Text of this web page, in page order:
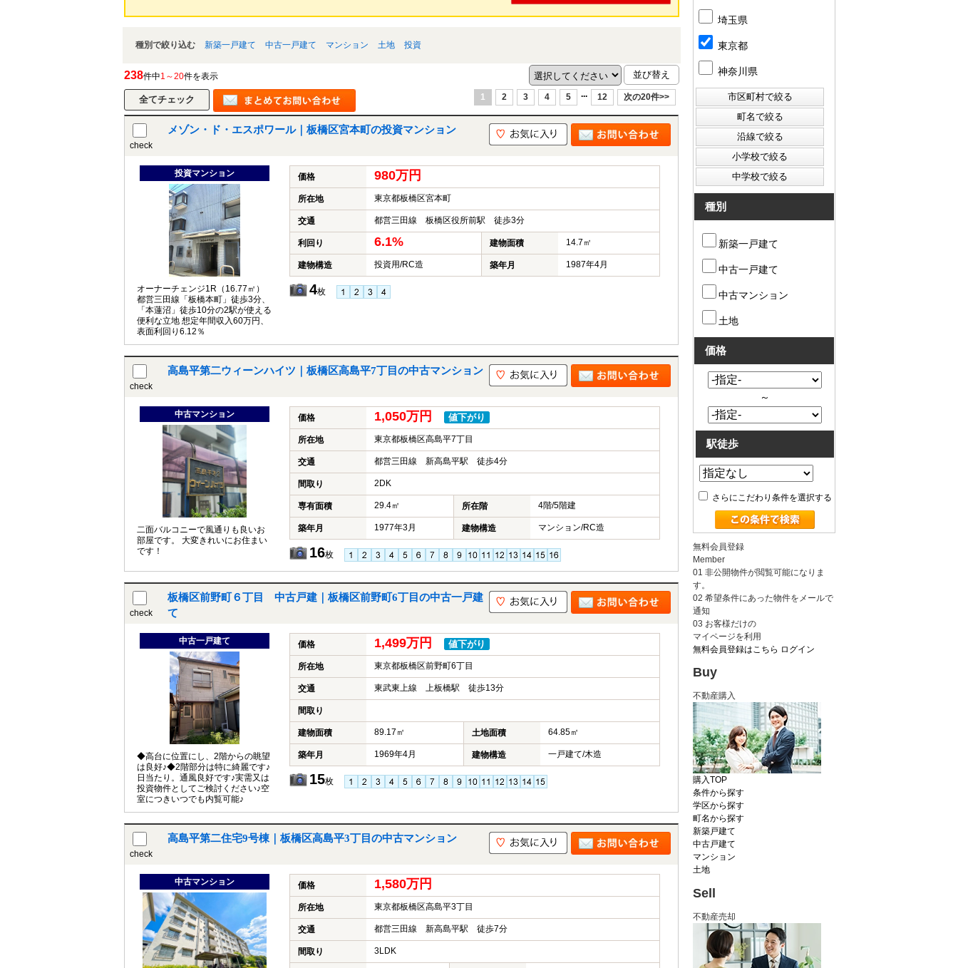
種別で絞り込む 新築一戸建て 中古一戸建て マンション 土地 投資
238件中1～20件を表示
1 2 3 4 5 ... 12 次の20件>>
check
メゾン・ド・エスポワール｜板橋区宮本町の投資マンション
投資マンション
オーナーチェンジ1R（16.77㎡）
都営三田線「板橋本町」徒歩3分、
「本蓮沼」徒歩10分の2駅が使える
便利な立地 想定年間収入60万円、
表面利回り6.12％
価格 980万円
所在地 東京都板橋区宮本町
交通 都営三田線 板橋区役所前駅 徒歩3分
利回り 6.1% 建物面積 14.7㎡
建物構造 投資用/RC造 築年月 1987年4月
4枚
check
高島平第二ウィーンハイツ｜板橋区高島平7丁目の中古マンション
中古マンション
二面バルコニーで風通りも良いお
部屋です。 大変きれいにお住まい
です！
価格 1,050万円 値下がり
所在地 東京都板橋区高島平7丁目
交通 都営三田線 新高島平駅 徒歩4分
間取り 2DK
専有面積 29.4㎡ 所在階 4階/5階建
築年月 1977年3月 建物構造 マンション/RC造
16枚
check
板橋区前野町６丁目 中古戸建｜板橋区前野町6丁目の中古一戸建
て
中古一戸建て
◆高台に位置にし、2階からの眺望
は良好♪◆2階部分は特に綺麗です♪
日当たり。通風良好です♪実需又は
投資物件としてご検討ください♪空
室につきいつでも内覧可能♪
価格 1,499万円 値下がり
所在地 東京都板橋区前野町6丁目
交通 東武東上線 上板橋駅 徒歩13分
間取り
建物面積 89.17㎡ 土地面積 64.85㎡
築年月 1969年4月 建物構造 一戸建て/木造
15枚
check
高島平第二住宅9号棟｜板橋区高島平3丁目の中古マンション
中古マンション 価格 1,580万円
所在地 東京都板橋区高島平3丁目
交通 都営三田線 新高島平駅 徒歩7分
間取り 3LDK
埼玉県
東京都
神奈川県
種別
新築一戸建て
中古一戸建て
中古マンション
土地
価格
～
駅徒歩
さらにこだわり条件を選択する
無料会員登録
Member
01 非公開物件が閲覧可能になりま
す。
02 希望条件にあった物件をメールで
通知
03 お客様だけの
マイページを利用
無料会員登録はこちら ログイン
Buy
不動産購入
購入TOP
条件から探す
学区から探す
町名から探す
新築戸建て
中古戸建て
マンション
土地
Sell
不動産売却